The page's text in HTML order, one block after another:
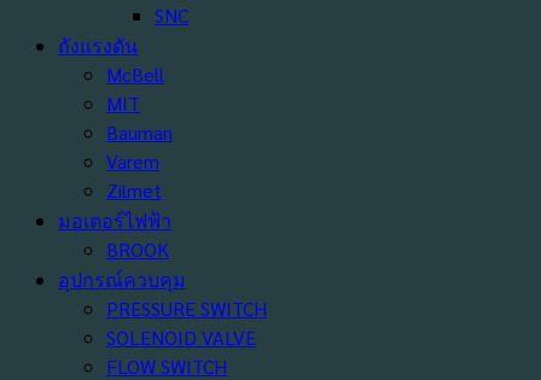
SNC
ถังแรงดัน
McBell
MIT
Bauman
Varem
Zilmet
มอเตอร์ไฟฟ้า
BROOK
อุปกรณ์ควบคุม
PRESSURE SWITCH
SOLENOID VALVE
FLOW SWITCH